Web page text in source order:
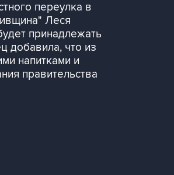
переулка в
Леся
принадлежать
добавила, что из
напитками и
правительства